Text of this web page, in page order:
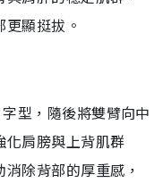
顯挺拔。
型，隨後將雙臂向中
化肩膀與上背肌群
除背部的厚重感，